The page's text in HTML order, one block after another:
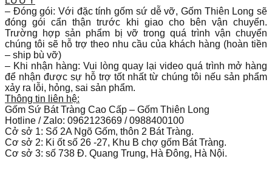
– Đóng gói: Với đặc tính gốm sứ dễ vỡ, Gốm Thiên Long sẽ
đóng gói cẩn thận trước khi giao cho bên vận chuyển.
Trường hợp sản phẩm bị vỡ trong quá trình vận chuyển
chúng tôi sẽ hỗ trợ theo nhu cầu của khách hàng (hoàn tiền
– ship bù vỡ)
– Khi nhận hàng: Vui lòng quay lại video quá trình mở hàng
để nhận được sự hỗ trợ tốt nhất từ chúng tôi nếu sản phẩm
xảy ra lỗi, hỏng, sai sản phẩm.
Thông tin liên hệ:
Gốm Sứ Bát Tràng Cao Cấp – Gốm Thiên Long
Hotline / Zalo: 0962123669 / 0988400100
Cở sở 1: Số 2A Ngõ Gốm, thôn 2 Bát Tràng.
Cơ sở 2: Ki ốt số 26 -27, Khu B chợ gốm Bát Tràng.
Cơ sở 3: số 738 Đ. Quang Trung, Hà Đông, Hà Nội.